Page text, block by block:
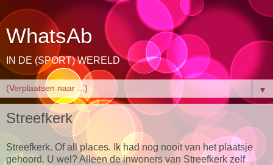
WhatsAb
IN DE (SPORT) WERELD
▼
Streefkerk
Streefkerk. Of all places. Ik had nog nooit van het plaatsje
gehoord. U wel? Alleen de inwoners van Streefkerk zelf